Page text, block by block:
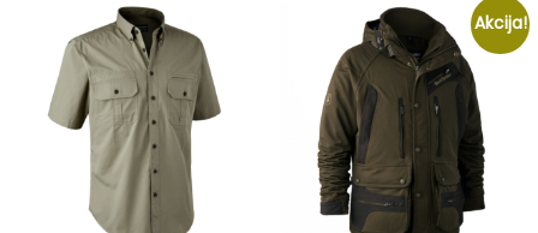
Akcija!